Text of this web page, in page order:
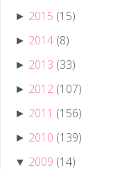
► 2015 (15)
► 2014 (8)
► 2013 (33)
► 2012 (107)
► 2011 (156)
► 2010 (139)
▼ 2009 (14)